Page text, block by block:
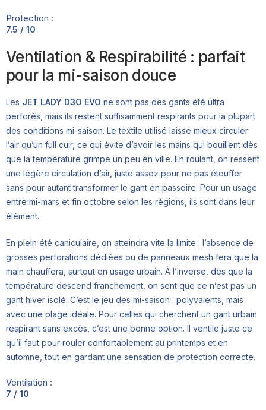
Protection :
7.5 / 10
Ventilation & Respirabilité : parfait
pour la mi-saison douce
Les JET LADY D3O EVO ne sont pas des gants été ultra
perforés, mais ils restent suffisamment respirants pour la plupart
des conditions mi-saison. Le textile utilisé laisse mieux circuler
l’air qu’un full cuir, ce qui évite d’avoir les mains qui bouillent dès
que la température grimpe un peu en ville. En roulant, on ressent
une légère circulation d’air, juste assez pour ne pas étouffer
sans pour autant transformer le gant en passoire. Pour un usage
entre mi-mars et fin octobre selon les régions, ils sont dans leur
élément.
En plein été caniculaire, on atteindra vite la limite : l’absence de
grosses perforations dédiées ou de panneaux mesh fera que la
main chauffera, surtout en usage urbain. À l’inverse, dès que la
température descend franchement, on sent que ce n’est pas un
gant hiver isolé. C’est le jeu des mi-saison : polyvalents, mais
avec une plage idéale. Pour celles qui cherchent un gant urbain
respirant sans excès, c’est une bonne option. Il ventile juste ce
qu’il faut pour rouler confortablement au printemps et en
automne, tout en gardant une sensation de protection correcte.
Ventilation :
7 / 10